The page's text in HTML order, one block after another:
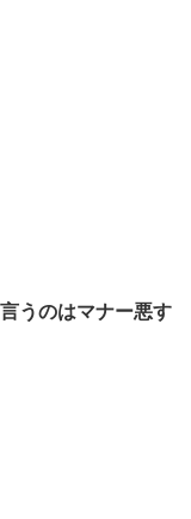
うのはマナー悪す